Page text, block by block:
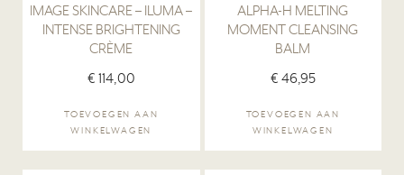
IMAGE SKINCARE – ILUMA –
INTENSE BRIGHTENING
CRÈME
€ 114,00
TOEVOEGEN AAN
WINKELWAGEN
ALPHA-H MELTING
MOMENT CLEANSING
BALM
€ 46,95
TOEVOEGEN AAN
WINKELWAGEN